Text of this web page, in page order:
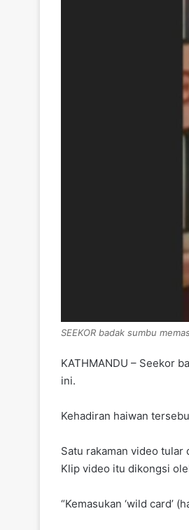
SEEKOR badak sumbu
KATHMANDU – Seekor
ini.
Kehadiran haiwan
Satu rakaman video
Klip video itu dikongsi
“Kemasukan ‘wild card’